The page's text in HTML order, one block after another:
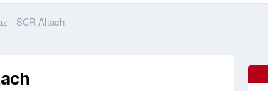
- SCR Altach